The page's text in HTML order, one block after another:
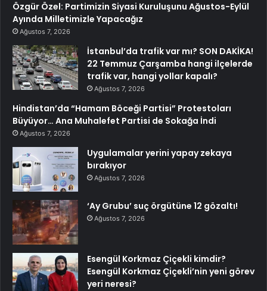
Özgür Özel: Partimizin Siyasi Kuruluşunu Ağustos-Eylül
Ayında Milletimizle Yapacağız
Ağustos 7, 2026
İstanbul’da trafik var mı? SON DAKİKA!
22 Temmuz Çarşamba hangi ilçelerde
trafik var, hangi yollar kapalı?
Ağustos 7, 2026
Hindistan’da “Hamam Böceği Partisi” Protestoları
Büyüyor… Ana Muhalefet Partisi de Sokağa İndi
Ağustos 7, 2026
Uygulamalar yerini yapay zekaya
bırakıyor
Ağustos 7, 2026
‘Ay Grubu’ suç örgütüne 12 gözaltı!
Ağustos 7, 2026
Esengül Korkmaz Çiçekli kimdir?
Esengül Korkmaz Çiçekli’nin yeni görev
yeri neresi?